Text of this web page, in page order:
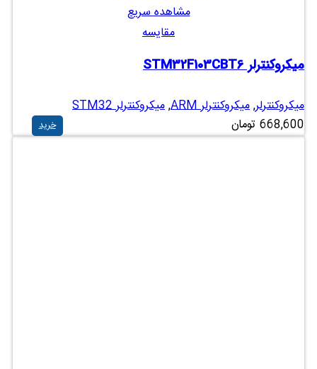
مشاهده سریع
مقایسه
میکروکنترلر STM32F103CBT6
میکروکنترلر,میکروکنترلر ARM ,میکروکنترلر STM32
668,600 تومان خرید